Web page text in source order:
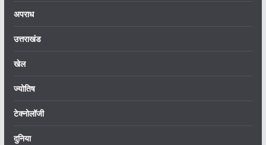
अपराध
उत्तराखंड
खेल
ज्योतिष
टेक्नोलॉजी
दुनिया